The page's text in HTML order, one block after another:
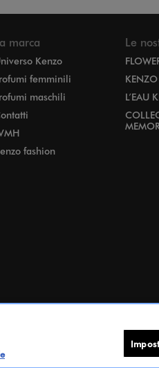
marca
Kenzo
femminili
maschili
fashion
Le
L’EAU